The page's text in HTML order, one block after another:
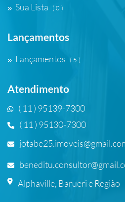
Sua Lista ( 0 )
Lançamentos
Lançamentos ( 5 )
Atendimento
( 11 ) 95139-7300
( 11 ) 95130-7300
Alphaville, Barueri e Região